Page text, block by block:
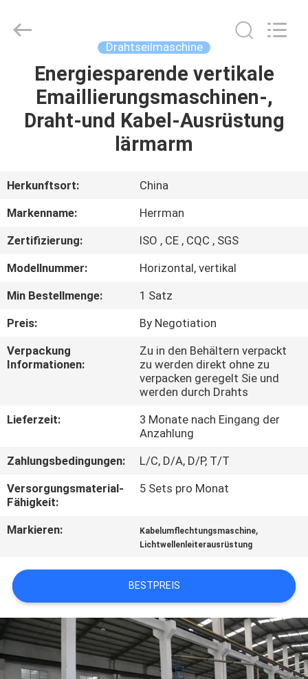
HAUS
PRODUKTE
UNS
AUSFLUG
QUALITÄTSKONTROLLE
TRETEN
SIE
UNS
VERBINDUNG
NACHRICHTEN
SIE
EIN
ZITAT
SITEMAP
Reserved.
Developed
Drahtseilmaschine
Energiesparende vertikale
Emaillierungsmaschinen-,
Draht-und Kabel-Ausrüstung
lärmarm
Herkunftsort:
China
Markenname:
Herrman
Zertifizierung:
ISO , CE , CQC , SGS
Modellnummer:
Horizontal, vertikal
Min Bestellmenge:
1 Satz
Preis:
By Negotiation
Verpackung
Informationen:
Zu in den Behältern verpackt
zu werden direkt ohne zu
verpacken geregelt Sie und
werden durch Drahts
Lieferzeit:
3 Monate nach Eingang der
Anzahlung
Zahlungsbedingungen:
L/C, D/A, D/P, T/T
Versorgungsmaterial-
Fähigkeit:
5 Sets pro Monat
Markieren: Kabelumflechtungsmaschine,
Lichtwellenleiterausrüstung
BESTPREIS